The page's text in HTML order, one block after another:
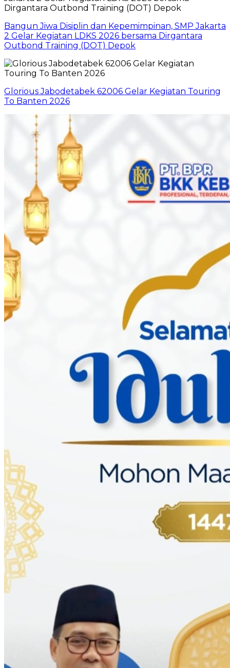
Bangun Jiwa Disiplin dan Kepemimpinan, SMP Jakarta
2 Gelar Kegiatan LDKS 2026 bersama Dirgantara
Outbond Training (DOT) Depok
Glorious Jabodetabek 62006 Gelar Kegiatan Touring
To Banten 2026